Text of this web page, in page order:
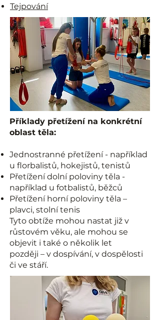
Tejpování
​​Příklady přetížení na konkrétní
oblast těla:
Jednostranné přetížení - například
u florbalistů, hokejistů, tenistů
Přetížení dolní poloviny těla -
například u fotbalistů, běžců
Přetížení horní poloviny těla –
plavci, stolní tenis
Tyto obtíže mohou nastat již v
růstovém věku, ale mohou se
objevit i také o několik let
později – v dospívání, v dospělosti
či ve stáří.